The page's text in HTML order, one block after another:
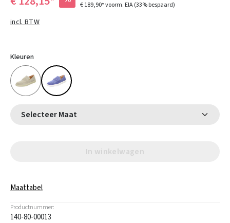
€ 189,90*voorm. EIA(33% bespaard)
incl. BTW
Kleuren
Selecteer Maat
In winkelwagen
Maattabel
Productnummer:
140-80-00013